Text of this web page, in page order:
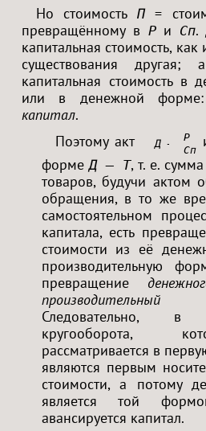
Но стоимость П=
превращённому в Ри Сп.
капитальная стоимость, как
существования
капитальная стоимость в
или в денежной
капитал.
Поэтому акт
Д — Т<
Р
Сп
формеД — Т, т. е.
товаров, будучи актом
обращения, в то же
самостоятельном
капитала, есть
стоимости из её
производительную
превращение
Следовательно,
кругооборота,
рассматривается в
являются первым
стоимости, а потому
является той
авансируется капитал.